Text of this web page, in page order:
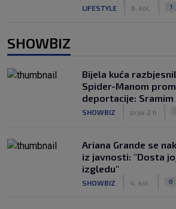
LIFESTYLE 6. kol. 1
SHOWBIZ
Bijela kuća
Spider-Manom
deportacije: Sramim
SHOWBIZ prije 2 h
Ariana Grande se
iz javnosti: "Dosta
izgledu"
SHOWBIZ 4. kol. 0